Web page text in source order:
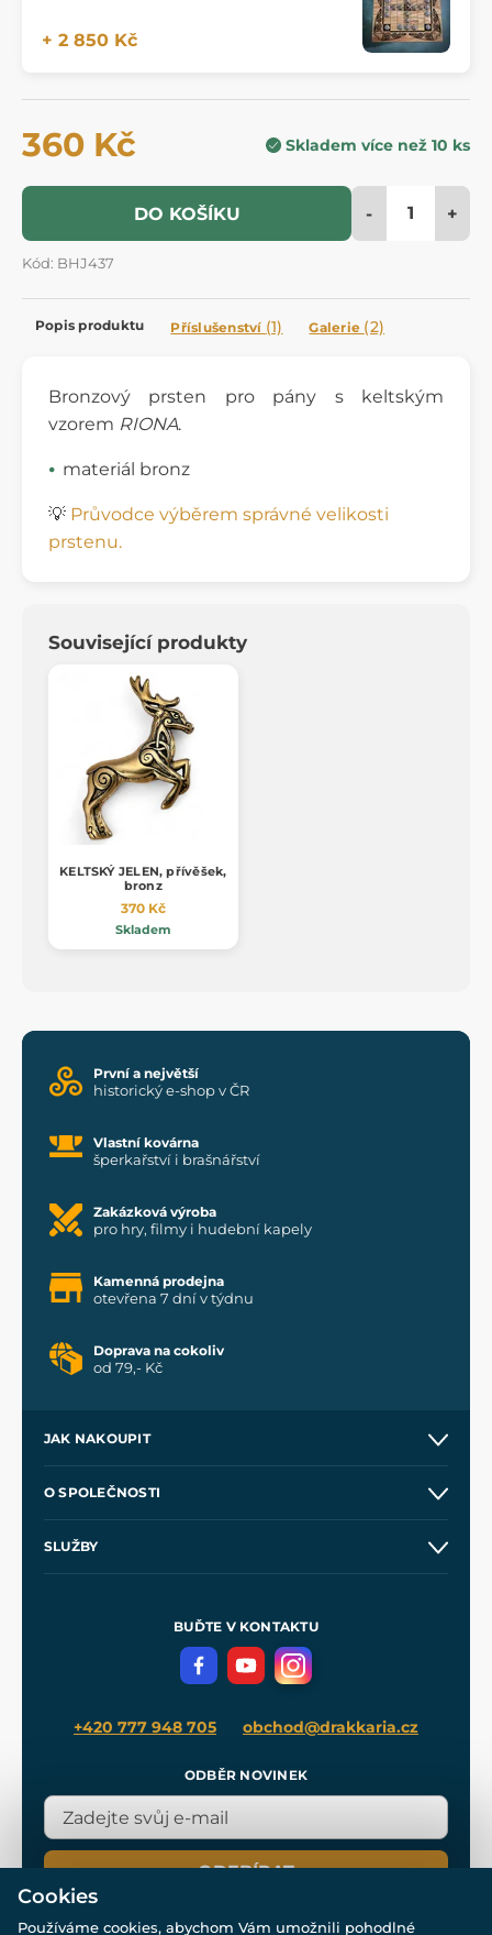
+ 2 850 Kč
360 Kč Skladem více než 10 ks
DO KOŠÍKU - +
Kód: BHJ437
Popis produktu Příslušenství (1) Galerie (2)
Bronzový prsten pro pány s keltským
vzorem RIONA.
materiál bronz
💡 Průvodce výběrem správné velikosti
prstenu.
Související produkty
KELTSKÝ JELEN, přívěšek,
bronz
370 Kč
Skladem
První a největší
historický e-shop v ČR
Vlastní kovárna
šperkařství i brašnářství
Zakázková výroba
pro hry, filmy i hudební kapely
Kamenná prodejna
otevřena 7 dní v týdnu
Doprava na cokoliv
od 79,- Kč
JAK NAKOUPIT
Velkoobchod
O SPOLEČNOSTI
SLUŽBY
Meče pro Kingdom Come
BUĎTE V KONTAKTU
+420 777 948 705 obchod@drakkaria.cz
ODBĚR NOVINEK
ODEBÍRAT
Cookies
Používáme cookies, abychom Vám umožnili pohodlné